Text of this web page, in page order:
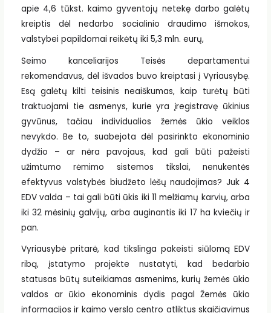
apie 4,6 tūkst. kaimo gyventojų netekę darbo galėtų
kreiptis dėl nedarbo socialinio draudimo išmokos,
valstybei papildomai reikėtų iki 5,3 mln. eurų,
Seimo kanceliarijos Teisės departamentui
rekomendavus, dėl išvados buvo kreiptasi į Vyriausybę.
Esą galėtų kilti teisinis neaiškumas, kaip turėtų būti
traktuojami tie asmenys, kurie yra įregistravę ūkinius
gyvūnus, tačiau individualios žemės ūkio veiklos
nevykdo. Be to, suabejota dėl pasirinkto ekonominio
dydžio – ar nėra pavojaus, kad gali būti pažeisti
užimtumo rėmimo sistemos tikslai, nenukentės
efektyvus valstybės biudžeto lėšų naudojimas? Juk 4
EDV valda – tai gali būti ūkis iki 11 melžiamų karvių, arba
iki 32 mėsinių galvijų, arba auginantis iki 17 ha kviečių ir
pan.
Vyriausybė pritarė, kad tikslinga pakeisti siūlomą EDV
ribą, įstatymo projekte nustatyti, kad bedarbio
statusas būtų suteikiamas asmenims, kurių žemės ūkio
valdos ar ūkio ekonominis dydis pagal Žemės ūkio
informacijos ir kaimo verslo centro atliktus skaičiavimus